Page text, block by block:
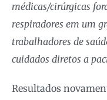
médicas/cirúrgicas
respiradores em um
trabalhadores de
cuidados diretos a
Resultados